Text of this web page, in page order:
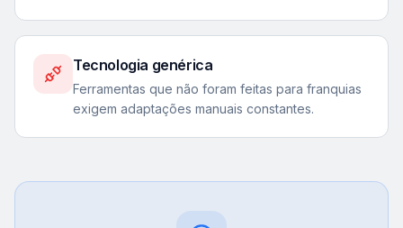
Tecnologia genérica
Ferramentas que não foram feitas para franquias
exigem adaptações manuais constantes.